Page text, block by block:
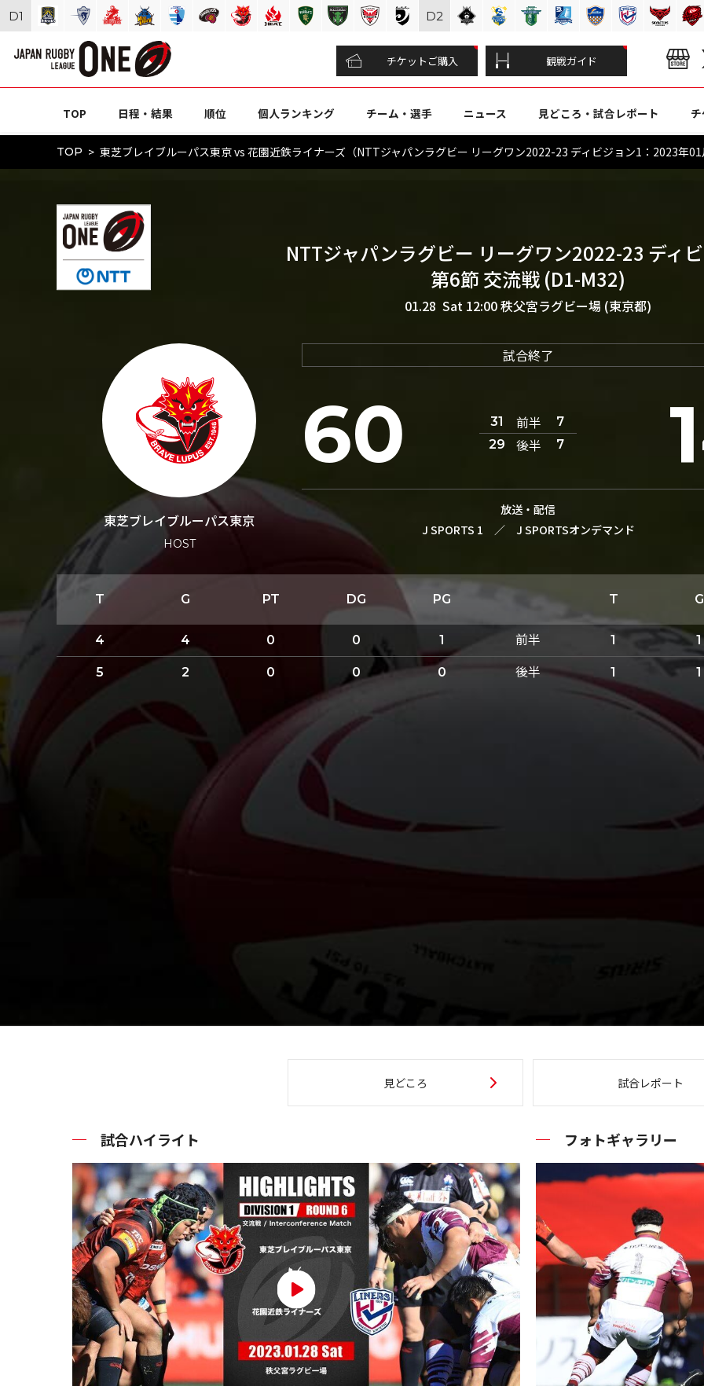
チケットご購入 観戦ガイド
TOP 日程・結果 順位 個人ランキング チーム・選手 ニュース 見どころ・試合レポート
TOP 東芝ブレイブルーパス東京 vs 花園近鉄ライナーズ（NTTジャパンラグビー リーグワン2022-23 ディビジョン1：2023年
NTTジャパンラグビー リーグワン2022-23 ディ
第6節 交流戦 (D1-M32)
01.28 Sat 12:00秩父宮ラグビー場 (東京都)
試合終了
東芝ブレイブルーパス東京
HOST
60 31 前半
7
29
後半 7
放送・配信
J SPORTS 1
／ J SPORTSオンデマンド
T G PT DG PG T G
4 4 0 0 1 前半 1 1
5 2 0 0 0 後半 1 1
見どころ 試合レポート
試合ハイライト フォトギャラリー
D1 D2